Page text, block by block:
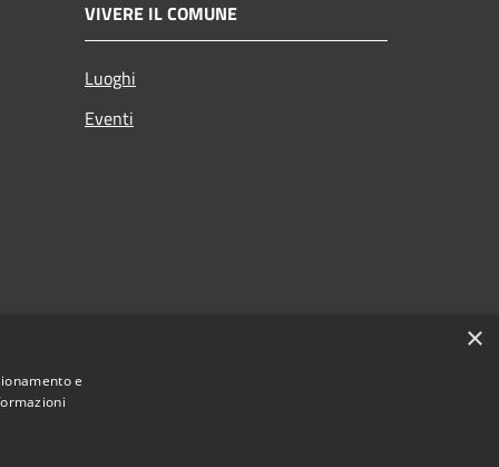
VIVERE IL COMUNE
Luoghi
Eventi
×
e